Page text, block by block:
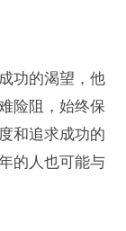
功的渴望，他
险阻，始终保
和追求成功的
的人也可能与